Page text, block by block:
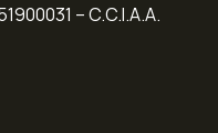
– C.C.I.A.A.